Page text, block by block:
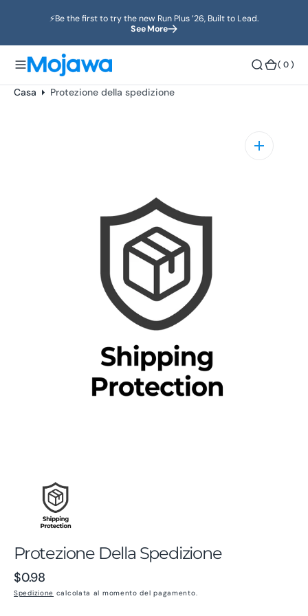
u
⚡️Be the first to try the new Run Plus ’26, Built to Lead.
See More
( 0 )
Protezione Della Spedizione
Prezzo
regolare
$0.98
Spedizione calcolata al momento del pagamento.
Apri
supporto
nella
visualizzazione
galleria
Casa Protezione della spedizione